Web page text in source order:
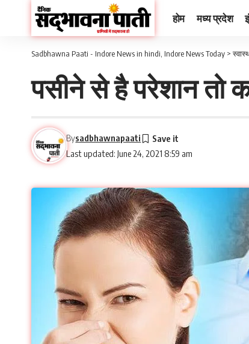
होम मध्य प्रदेश
Sadbhawna Paati - Indore News in hindi, Indore News Today >
पसीने से है परेशान तो
Last updated: June 24, 2021 8:59 am
Bysadbhawnapaati